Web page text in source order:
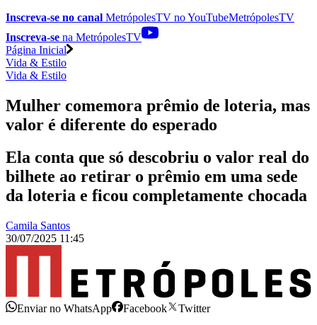
Inscreva-se no canal MetrópolesTV noYouTubeMetrópolesTV
Inscreva-se na MetrópolesTV
Página Inicial
Vida & Estilo
Vida & Estilo
Mulher comemora prêmio de loteria, mas
valor é diferente do esperado
Ela conta que só descobriu o valor real do
bilhete ao retirar o prêmio em uma sede
da loteria e ficou completamente chocada
Camila Santos
30/07/2025 11:45
Enviar no WhatsApp Facebook
Twitter